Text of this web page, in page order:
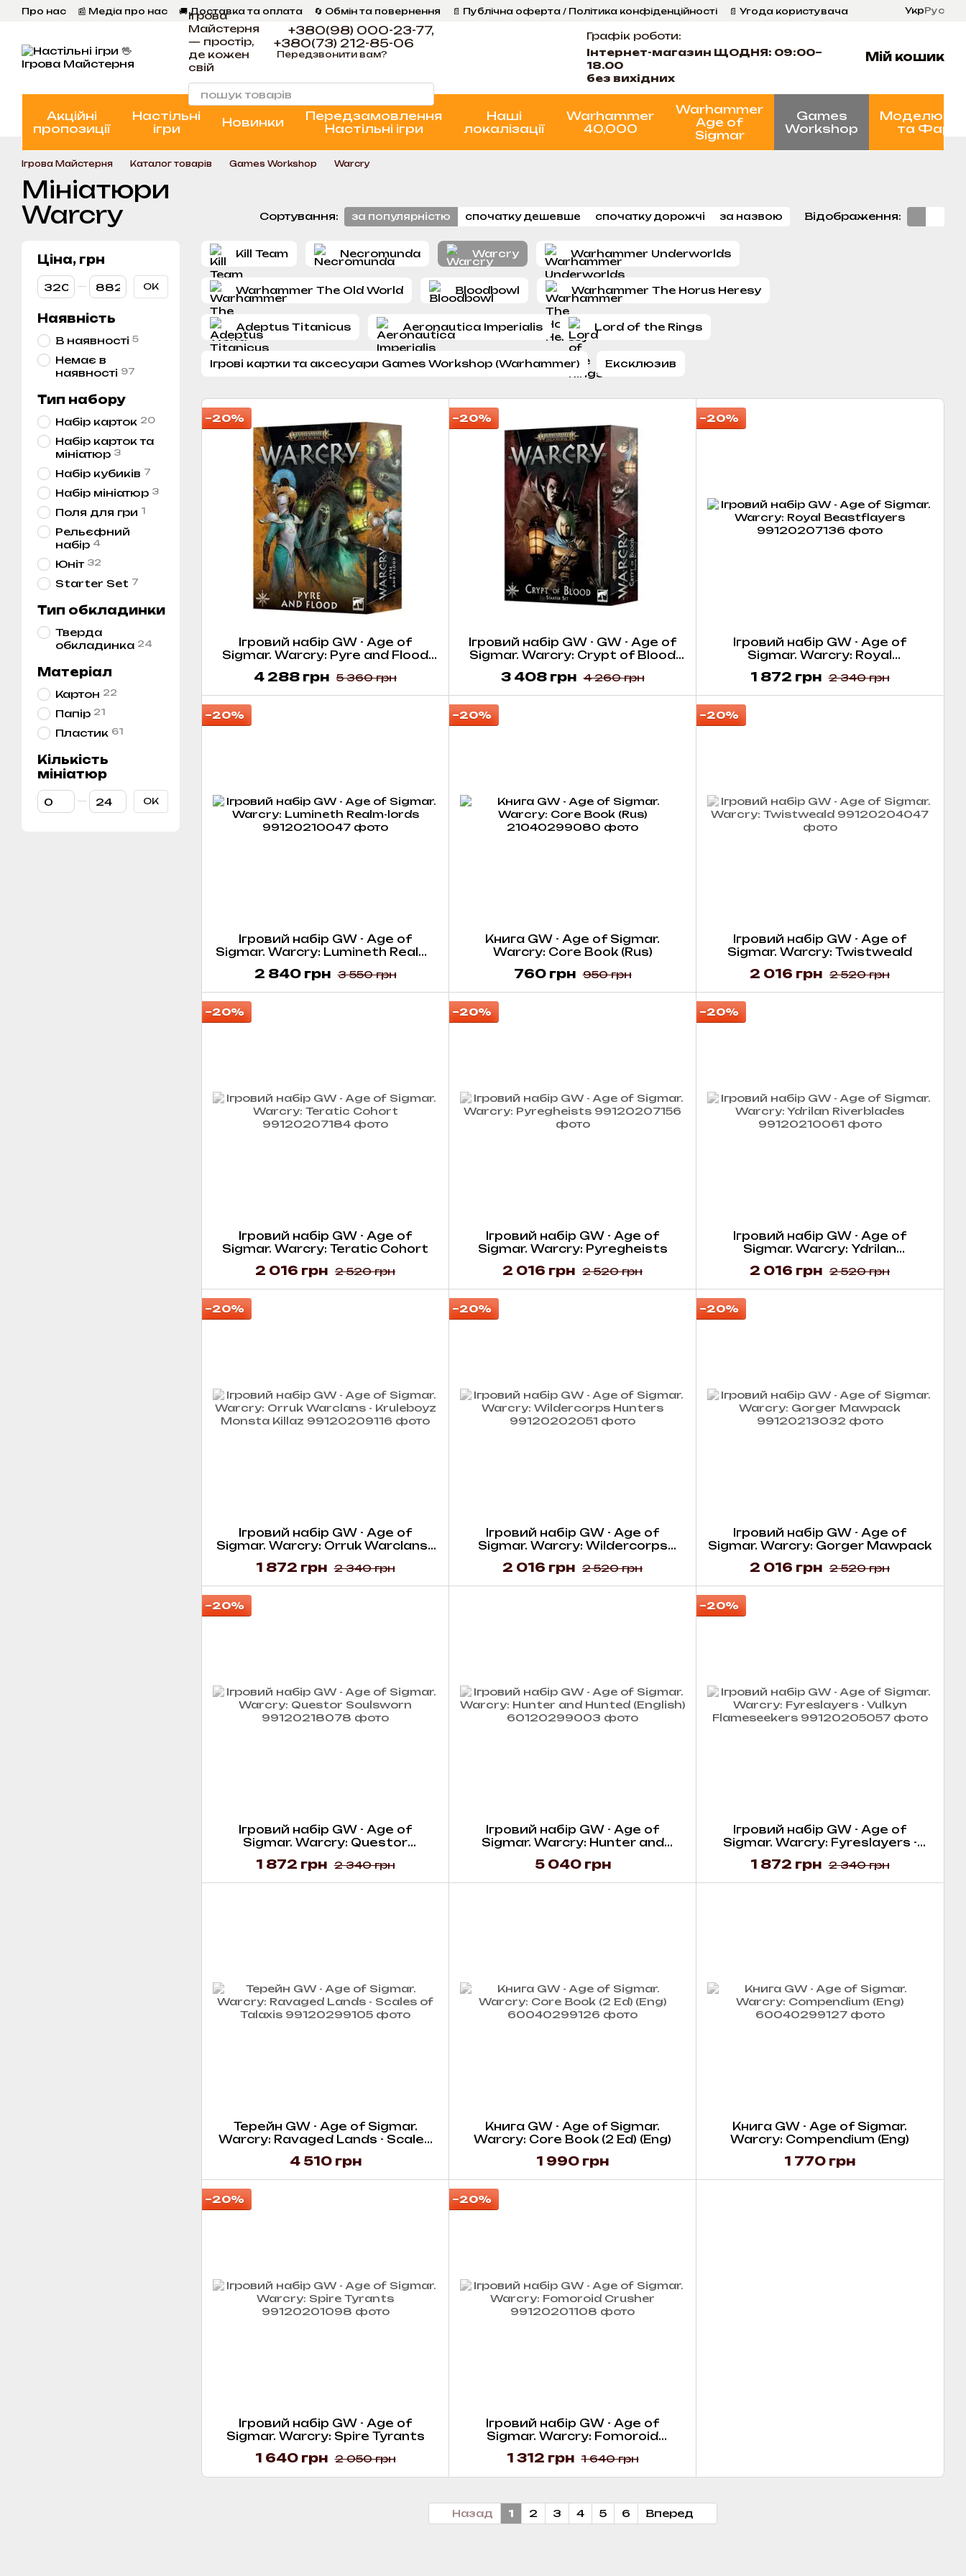
Перейти к основному контенту
Про нас 📰 Медіа про нас 🚚 Доставка та оплата 🔄 Обмін та повернення 📄 Публічна оферта / Політика конфіденційності
📄 Угода користувача
📞 Контакти Ігрова Майстерня Програма Лояльності
УкрРус
Ігрова
Майстерня
— простір,
де кожен
свій
+380(98) 000-23-77,
+380(73) 212-85-06
Передзвонити вам?
Графік роботи:
Інтернет-магазин ЩОДНЯ: 09:00–
18.00
без вихідних
Мій кошик
Акційні
пропозиції
Настільні
ігри
Новинки
Передзамовлення
Настільні ігри
Наші
локалізації
Warhammer
40,000
Warhammer
Age of
Sigmar
Games
Workshop
та
Ігрова Майстерня Каталог товарів Games Workshop Warcry
Мініатюри
Warcry
Сортування: за популярністю спочатку дешевше спочатку дорожчі за назвою Відображення:
Kill Team Necromunda Warcry Warhammer Underworlds
Warhammer The Old World Bloodbowl Warhammer The Horus Heresy
Adeptus Titanicus Aeronautica Imperialis Lord of the Rings
Ігрові картки та аксесуари Games Workshop (Warhammer) Ексклюзив
−20%
Ігровий набір GW - Age of
Sigmar. Warcry: Pyre and Flood
5 360 грн
4 288 грн
−20%
Ігровий набір GW - GW - Age of
Sigmar. Warcry: Crypt of Blood
4 260 грн
3 408 грн
−20%
Ігровий набір GW - Age of
Sigmar. Warcry: Royal
2 340 грн
1 872 грн
−20%
Ігровий набір GW - Age of
Sigmar. Warcry: Lumineth Realm-
3 550 грн
2 840 грн
−20%
Книга GW - Age of Sigmar.
Warcry: Core Book (Rus)
950 грн
760 грн
−20%
Ігровий набір GW - Age of
Sigmar. Warcry: Twistweald
2 520 грн
2 016 грн
−20%
Ігровий набір GW - Age of
Sigmar. Warcry: Teratic Cohort
2 520 грн
2 016 грн
−20%
Ігровий набір GW - Age of
Sigmar. Warcry: Pyregheists
2 520 грн
2 016 грн
−20%
Ігровий набір GW - Age of
Sigmar. Warcry: Ydrilan
2 520 грн
2 016 грн
−20%
Ігровий набір GW - Age of
Sigmar. Warcry: Orruk Warclans -
2 340 грн
1 872 грн
−20%
Ігровий набір GW - Age of
Sigmar. Warcry: Wildercorps
2 520 грн
2 016 грн
−20%
Ігровий набір GW - Age of
Sigmar. Warcry: Gorger Mawpack
2 520 грн
2 016 грн
−20%
Ігровий набір GW - Age of
Sigmar. Warcry: Questor
2 340 грн
1 872 грн
Ігровий набір GW - Age of
Sigmar. Warcry: Hunter and
5 040 грн
−20%
Ігровий набір GW - Age of
Sigmar. Warcry: Fyreslayers -
2 340 грн
1 872 грн
Терейн GW - Age of Sigmar.
Warcry: Ravaged Lands - Scales
4 510 грн
Книга GW - Age of Sigmar.
Warcry: Core Book (2 Ed) (Eng)
1 990 грн
Книга GW - Age of Sigmar.
Warcry: Compendium (Eng)
1 770 грн
−20%
Ігровий набір GW - Age of
Sigmar. Warcry: Spire Tyrants
2 050 грн
1 640 грн
−20%
Ігровий набір GW - Age of
Sigmar. Warcry: Fomoroid
1 640 грн
1 312 грн
Назад 1 2 3 4 5 6 Вперед
Ціна, грн
От Ціна, грн
До Ціна, грн ОК
Наявність
В наявності 5
Немає в
наявності 97
Тип набору
Набір карток 20
Набір карток та
мініатюр 3
Набір кубиків 7
Набір мініатюр 3
Поля для гри 1
Рельєфний
набір 4
Юніт 32
Starter Set 7
Тип обкладинки
Тверда
обкладинка 24
Матеріал
Картон 22
Папір 21
Пластик 61
Кількість
мініатюр
От Кількість мініатюр
До Кількість мініатюр
ОК